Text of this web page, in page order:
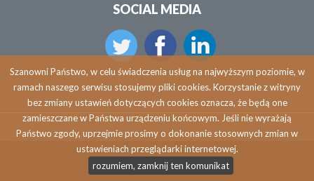
SOCIAL MEDIA
Copyright © 2026 agdrtv24.pl
Szanowni Państwo, w celu świadczenia usług na najwyższym poziomie, w
ramach naszego serwisu stosujemy pliki cookies. Korzystanie z witryny
bez zmiany ustawień dotyczących cookies oznacza, że będą one
zamieszczane w Państwa urządzeniu końcowym. Jeśli nie wyrażają
Państwo zgody, uprzejmie prosimy o dokonanie stosownych zmian w
ustawieniach przeglądarki internetowej.
rozumiem, zamknij ten komunikat